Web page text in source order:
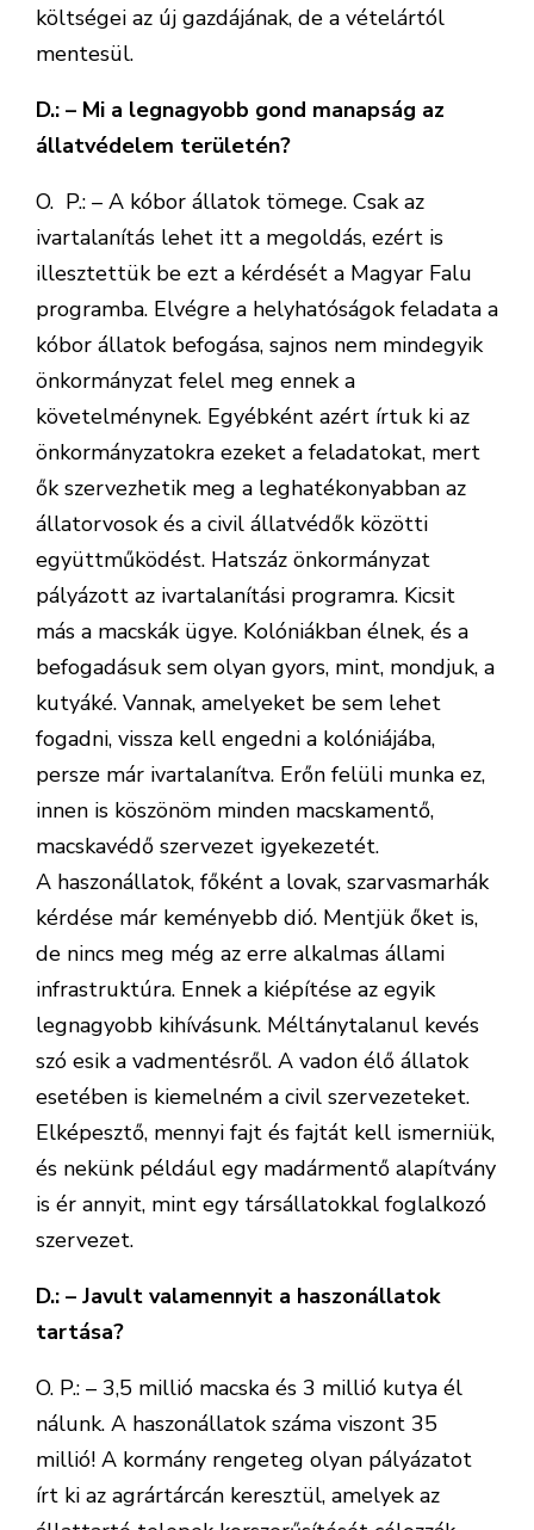
költségei az új gazdájának, de a vételártól
mentesül.
D.: – Mi a legnagyobb gond manapság az
állatvédelem területén?
O. P.: – A kóbor állatok tömege. Csak az
ivartalanítás lehet itt a megoldás, ezért is
illesztettük be ezt a kérdését a Magyar Falu
programba. Elvégre a helyhatóságok feladata a
kóbor állatok befogása, sajnos nem mindegyik
önkormányzat felel meg ennek a
követelménynek. Egyébként azért írtuk ki az
önkormányzatokra ezeket a feladatokat, mert
ők szervezhetik meg a leghatékonyabban az
állatorvosok és a civil állatvédők közötti
együttműködést. Hatszáz önkormányzat
pályázott az ivartalanítási programra. Kicsit
más a macskák ügye. Kolóniákban élnek, és a
befogadásuk sem olyan gyors, mint, mondjuk, a
kutyáké. Vannak, amelyeket be sem lehet
fogadni, vissza kell engedni a kolóniájába,
persze már ivartalanítva. Erőn felüli munka ez,
innen is köszönöm minden macskamentő,
macskavédő szervezet igyekezetét.
A haszonállatok, főként a lovak, szarvasmarhák
kérdése már keményebb dió. Mentjük őket is,
de nincs meg még az erre alkalmas állami
infrastruktúra. Ennek a kiépítése az egyik
legnagyobb kihívásunk. Méltánytalanul kevés
szó esik a vadmentésről. A vadon élő állatok
esetében is kiemelném a civil szervezeteket.
Elképesztő, mennyi fajt és fajtát kell ismerniük,
és nekünk például egy madármentő alapítvány
is ér annyit, mint egy társállatokkal foglalkozó
szervezet.
D.: – Javult valamennyit a haszonállatok
tartása?
O. P.: – 3,5 millió macska és 3 millió kutya él
nálunk. A haszonállatok száma viszont 35
millió! A kormány rengeteg olyan pályázatot
írt ki az agrártárcán keresztül, amelyek az